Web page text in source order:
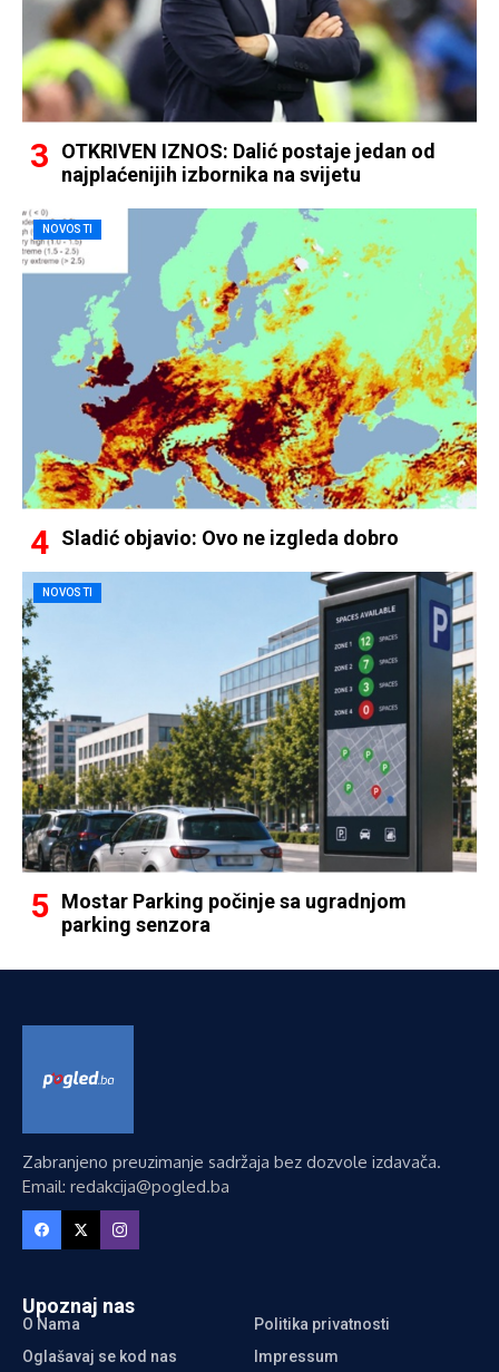
OTKRIVEN IZNOS: Dalić postaje jedan od
najplaćenijih izbornika na svijetu
NOVOSTI
Sladić objavio: Ovo ne izgleda dobro
NOVOSTI
Mostar Parking počinje sa ugradnjom
parking senzora
Zabranjeno preuzimanje sadržaja bez dozvole izdavača.
Email: redakcija@pogled.ba
Upoznaj nas
O Nama
Politika privatnosti
Oglašavaj se kod nas
Impressum